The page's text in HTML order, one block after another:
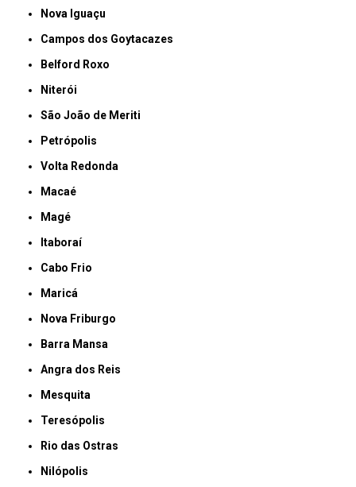
Nova Iguaçu
Campos dos Goytacazes
Belford Roxo
Niterói
São João de Meriti
Petrópolis
Volta Redonda
Macaé
Magé
Itaboraí
Cabo Frio
Maricá
Nova Friburgo
Barra Mansa
Angra dos Reis
Mesquita
Teresópolis
Rio das Ostras
Nilópolis